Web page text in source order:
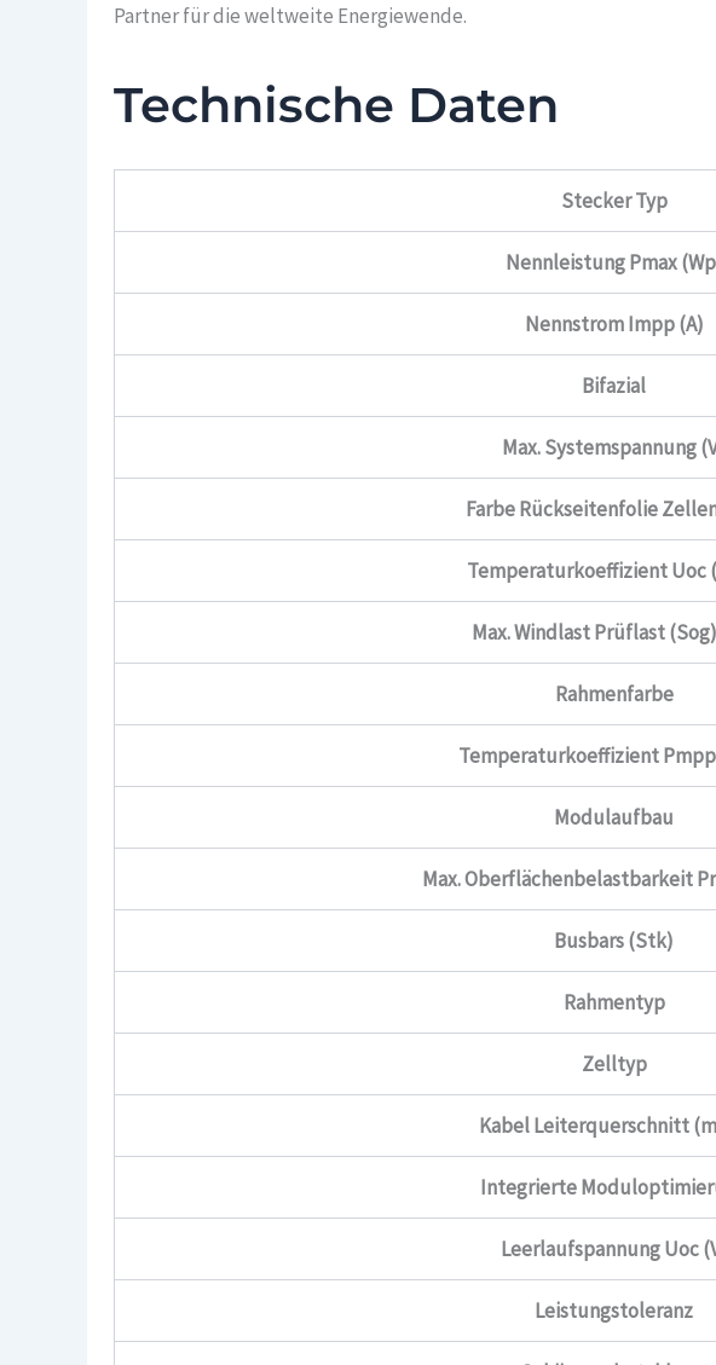
Partner für die weltweite Energiewende.
Technische Daten
Stecker Typ
Nennleistung Pmax
Nennstrom Impp (A)
Bifazial
Max. Systemspannung
Farbe Rückseitenfolie
Temperaturkoeffizient Uoc
Max. Windlast Prüflast
Rahmenfarbe
Temperaturkoeffizient
Modulaufbau
Max. Oberflächenbelastbarkeit
Busbars (Stk)
Rahmentyp
Zelltyp
Kabel Leiterquerschnitt
Integrierte
Leerlaufspannung Uoc
Leistungstoleranz